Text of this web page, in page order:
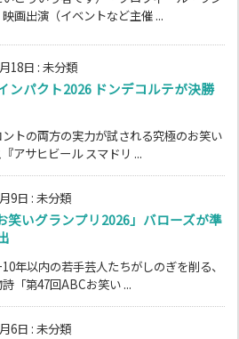
画出演（イベントなど主催 ...
18日 : 未分類
ンパクト2026 ドンデコルテが決勝
トの両方の実力が試される究極のお笑い
アサヒビール スマドリ ...
9日 : 未分類
笑いグランプリ2026」バローズが準
年以内の若手芸人たちがしのぎを削る、
「第47回ABCお笑い ...
6日 : 未分類